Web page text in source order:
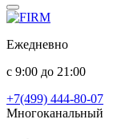
Ежедневно
с 9:00 до 21:00
+7(499) 444-80-07
Многоканальный